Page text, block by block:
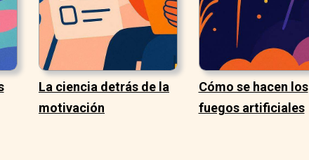
La ciencia detrás de la
motivación
Cómo se hacen los
fuegos artificiales